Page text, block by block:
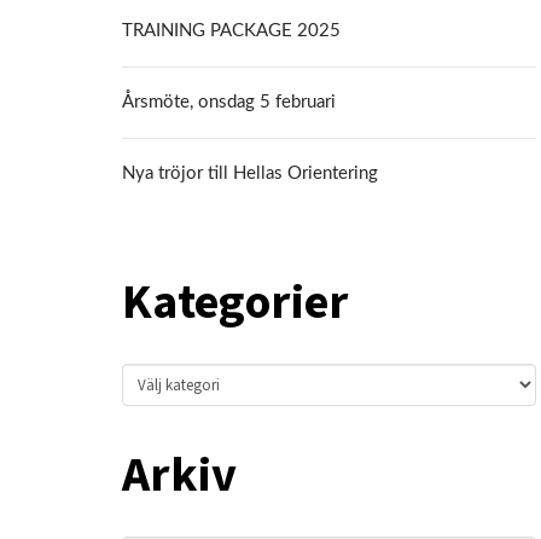
TRAINING PACKAGE 2025
Årsmöte, onsdag 5 februari
Nya tröjor till Hellas Orientering
Kategorier
Kategorier
Arkiv